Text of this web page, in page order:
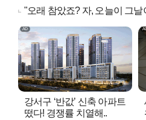
"오래 참았죠? 자, 오늘이 그날
강서구 ‘반값’ 신축 아파트
떴다! 경쟁률 치열해..